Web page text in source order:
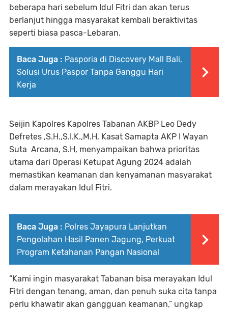
beberapa hari sebelum Idul Fitri dan akan terus
berlanjut hingga masyarakat kembali beraktivitas
seperti biasa pasca-Lebaran.
Baca Juga : Pasporia di Discovery Mall Bali,
Solusi Urus Paspor Tanpa Ganggu Hari
Kerja
Seijin Kapolres Kapolres Tabanan AKBP Leo Dedy
Defretes ,S.H.,S.I.K.,M.H, Kasat Samapta AKP I Wayan
Suta Arcana, S.H, menyampaikan bahwa prioritas
utama dari Operasi Ketupat Agung 2024 adalah
memastikan keamanan dan kenyamanan masyarakat
dalam merayakan Idul Fitri.
Baca Juga : Polres Jayapura Lanjutkan
Pengolahan Hasil Panen Jagung, Perkuat
Program Ketahanan Pangan Nasional
“Kami ingin masyarakat Tabanan bisa merayakan Idul
Fitri dengan tenang, aman, dan penuh suka cita tanpa
perlu khawatir akan gangguan keamanan,” ungkap